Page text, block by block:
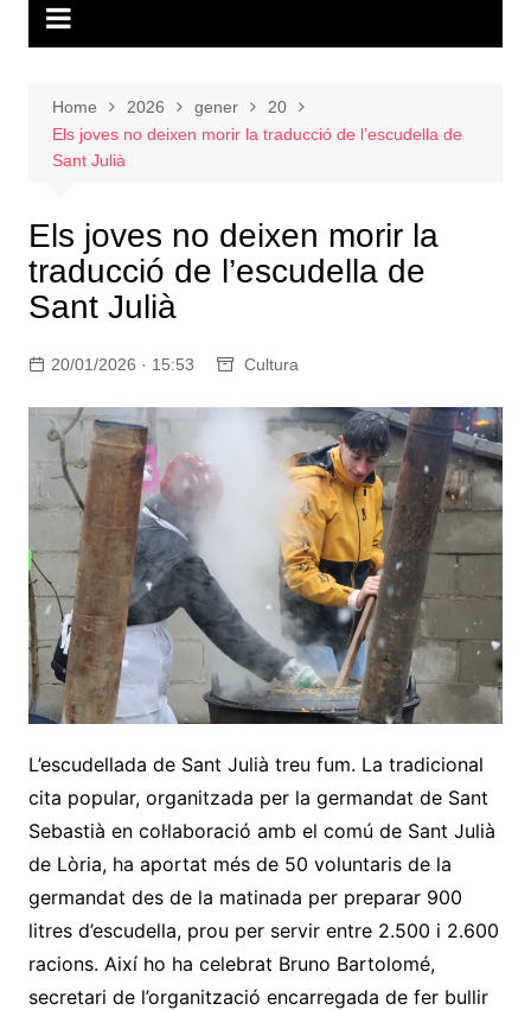
Home 2026 gener
20
Els joves no deixen morir la traducció de l’escudella de
Sant Julià
Els joves no deixen morir la
traducció de l’escudella de
Sant Julià
20/01/2026 · 15:53 Cultura
L’escudellada de Sant Julià treu fum. La tradicional
cita popular, organitzada per la germandat de Sant
Sebastià en col·laboració amb el comú de Sant Julià
de Lòria, ha aportat més de 50 voluntaris de la
germandat des de la matinada per preparar 900
litres d’escudella, prou per servir entre 2.500 i 2.600
racions. Així ho ha celebrat Bruno Bartolomé,
secretari de l’organització encarregada de fer bullir